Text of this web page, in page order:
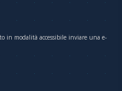
in modalità accessibile inviare una e-